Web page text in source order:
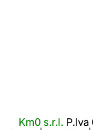
Km0 s.r.l.